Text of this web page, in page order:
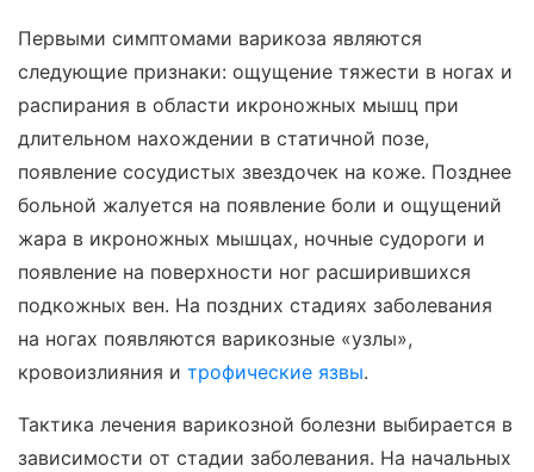
Первыми симптомами варикоза являются
следующие признаки: ощущение тяжести в ногах и
распирания в области икроножных мышц при
длительном нахождении в статичной позе,
появление сосудистых звездочек на коже. Позднее
больной жалуется на появление боли и ощущений
жара в икроножных мышцах, ночные судороги и
появление на поверхности ног расширившихся
подкожных вен. На поздних стадиях заболевания
на ногах появляются варикозные «узлы»,
кровоизлияния и трофические язвы.
Тактика лечения варикозной болезни выбирается в
зависимости от стадии заболевания. На начальных